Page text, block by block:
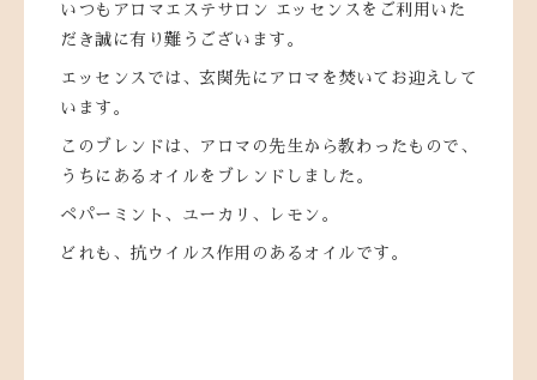
いつもアロマエステサロン エッセンスをご利用いた
だき誠に有り難うございます。
エッセンスでは、玄関先にアロマを焚いてお迎えして
います。
このブレンドは、アロマの先生から教わったもので、
うちにあるオイルをブレンドしました。
ペパーミント、ユーカリ、レモン。
どれも、抗ウイルス作用のあるオイルです。